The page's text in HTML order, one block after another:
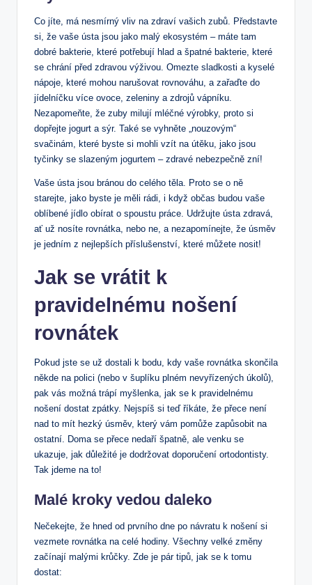
Co jíte, má nesmírný vliv na zdraví vašich zubů. Představte
si, že vaše ústa jsou jako malý ekosystém – máte tam
dobré bakterie, které potřebují hlad a špatné bakterie, které
se chrání před zdravou výživou. Omezte sladkosti a kyselé
nápoje, které mohou narušovat rovnováhu, a zařaďte do
jídelníčku více ovoce, zeleniny a zdrojů vápníku.
Nezapomeňte, že zuby milují mléčné výrobky, proto si
dopřejte jogurt a sýr. Také se vyhněte „nouzovým“
svačinám, které byste si mohli vzít na útěku, jako jsou
tyčinky se slazeným jogurtem – zdravé nebezpečně zní!
Vaše ústa jsou bránou do celého těla. Proto se o ně
starejte, jako byste je měli rádi, i když občas budou vaše
oblíbené jídlo obírat o spoustu práce. Udržujte ústa zdravá,
ať už nosíte rovnátka, nebo ne, a nezapomínejte, že úsměv
je jedním z nejlepších příslušenství, které můžete nosit!
Jak se vrátit k
pravidelnému nošení
rovnátek
Pokud jste se už dostali k bodu, kdy vaše rovnátka skončila
někde na polici (nebo v šuplíku plném nevyřízených úkolů),
pak vás možná trápí myšlenka, jak se k pravidelnému
nošení dostat zpátky. Nejspíš si teď říkáte, že přece není
nad to mít hezký úsměv, který vám pomůže zapůsobit na
ostatní. Doma se přece nedaří špatně, ale venku se
ukazuje, jak důležité je dodržovat doporučení ortodontisty.
Tak jdeme na to!
Malé kroky vedou daleko
Nečekejte, že hned od prvního dne po návratu k nošení si
vezmete rovnátka na celé hodiny. Všechny velké změny
začínají malými krůčky. Zde je pár tipů, jak se k tomu
dostat: